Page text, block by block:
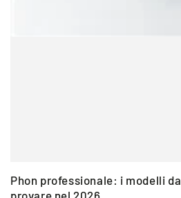
Phon professionale: i modelli da
provare nel 2026